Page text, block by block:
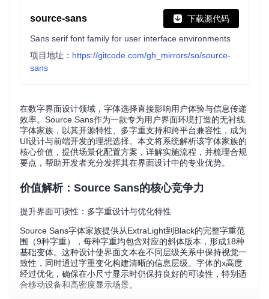
source-sans 下载源代码
Sans serif font family for user interface environments
项目地址： https://gitcode.com/gh_mirrors/so/source-
sans
在数字界面设计领域，字体选择直接影响用户体验与信息传递
效率。Source Sans作为一款专为用户界面环境打造的无衬线
字体家族，以其开源特性、多字重支持和跨平台兼容性，成为
UI设计与前端开发的理想选择。本文将系统解析该字体家族的
核心价值，提供场景化配置方案，详解实施流程，并梳理合规
要点，帮助开发者充分发挥其在界面设计中的专业优势。
价值解析：Source Sans的核心竞争力
提升界面可读性：多字重设计与优化特性
Source Sans字体家族提供从ExtraLight到Black的完整字重范
围（9种字重），每种字重均包含对应的斜体版本，形成18种
基础变体。这种设计使界面文本在不同层级关系中保持视觉一
致性，同时通过字重变化构建清晰的信息层级。字体的x高度
经过优化，确保在小尺寸显示时仍保持良好的可读性，特别适
合移动设备和高密度显示场景。